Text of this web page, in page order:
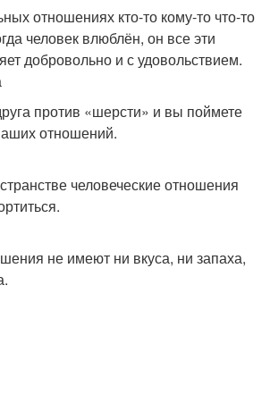
отношениях кто-то кому-то что-то
человек влюблён, он все эти
добровольно и с удовольствием.
против «шерсти» и вы поймете
отношений.
человеческие отношения
не имеют ни вкуса, ни запаха,